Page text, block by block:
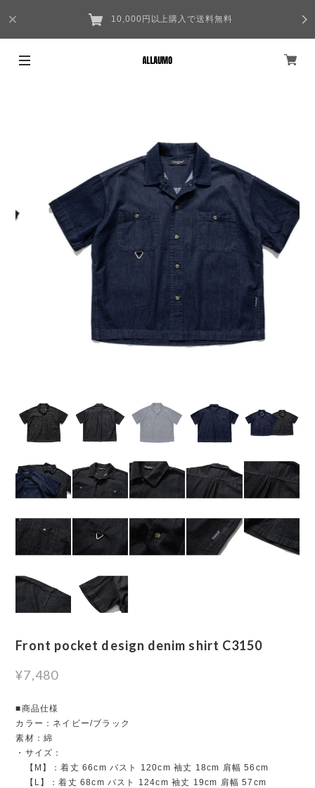
10,000円以上購入で送料無料
Front pocket design denim shirt C3150
¥7,480
■商品仕様
カラー：ネイビー/ブラック
素材：綿
・サイズ：
【M】：着丈 66cm バスト 120cm 袖丈 18cm 肩幅 56cm
【L】：着丈 68cm バスト 124cm 袖丈 19cm 肩幅 57cm